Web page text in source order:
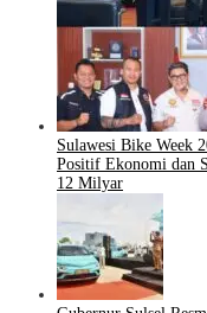
Sulawesi Bike Week
Positif Ekonomi dan
12 Milyar